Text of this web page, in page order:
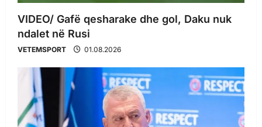
VIDEO/ Gafë qesharake dhe gol, Daku nuk
ndalet në Rusi
VETEMSPORT 01.08.2026